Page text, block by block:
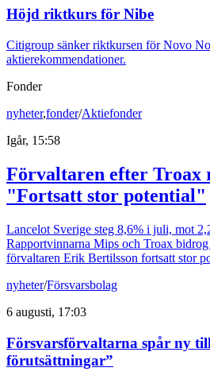
Höjd riktkurs för Nibe
Citigroup sänker riktkursen för Novo
aktierekommendationer.
Fonder
nyheter,fonder/Aktiefonder
Igår, 15:58
Förvaltaren efter Troax
"Fortsatt stor potential"
Lancelot Sverige steg 8,6% i juli, mot
Rapportvinnarna Mips och Troax
förvaltaren Erik Bertilsson fortsatt stor
nyheter/Försvarsbolag
6 augusti, 17:03
Försvarsförvaltarna spår ny
förutsättningar”